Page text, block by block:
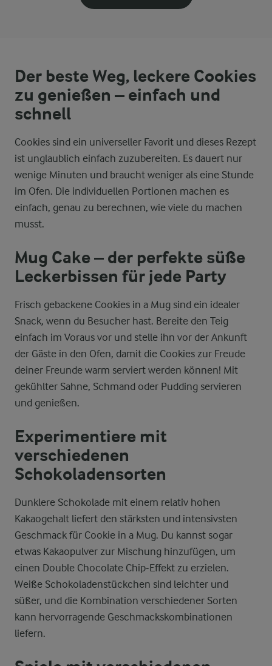
Der beste Weg, leckere Cookies
zu genießen – einfach und
schnell
Cookies sind ein universeller Favorit und dieses Rezept
ist unglaublich einfach zuzubereiten. Es dauert nur
wenige Minuten und braucht weniger als eine Stunde
im Ofen. Die individuellen Portionen machen es
einfach, genau zu berechnen, wie viele du machen
musst.
Mug Cake – der perfekte süße
Leckerbissen für jede Party
Frisch gebackene Cookies in a Mug sind ein idealer
Snack, wenn du Besucher hast. Bereite den Teig
einfach im Voraus vor und stelle ihn vor der Ankunft
der Gäste in den Ofen, damit die Cookies zur Freude
deiner Freunde warm serviert werden können! Mit
gekühlter Sahne, Schmand oder Pudding servieren
und genießen.
Experimentiere mit
verschiedenen
Schokoladensorten
Dunklere Schokolade mit einem relativ hohen
Kakaogehalt liefert den stärksten und intensivsten
Geschmack für Cookie in a Mug. Du kannst sogar
etwas Kakaopulver zur Mischung hinzufügen, um
einen Double Chocolate Chip-Effekt zu erzielen.
Weiße Schokoladenstückchen sind leichter und
süßer, und die Kombination verschiedener Sorten
kann hervorragende Geschmackskombinationen
liefern.